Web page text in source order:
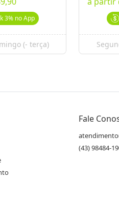
3%no App
(- terça)
Fale
(43) 98484-